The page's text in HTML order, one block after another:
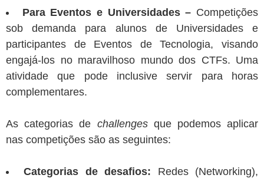
Para Eventos e Universidades – Competições
sob demanda para alunos de Universidades e
participantes de Eventos de Tecnologia, visando
engajá-los no maravilhoso mundo dos CTFs. Uma
atividade que pode inclusive servir para horas
complementares.
As categorias de challengesque podemos aplicar
nas competições são as seguintes:
Categorias de desafios: Redes (Networking),